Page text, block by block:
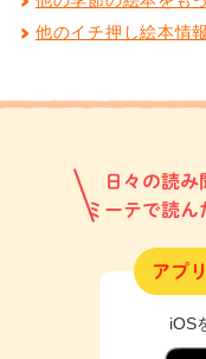
他のイチ押し絵本情
日々の読
ミーテで読ん
アプ
iOS